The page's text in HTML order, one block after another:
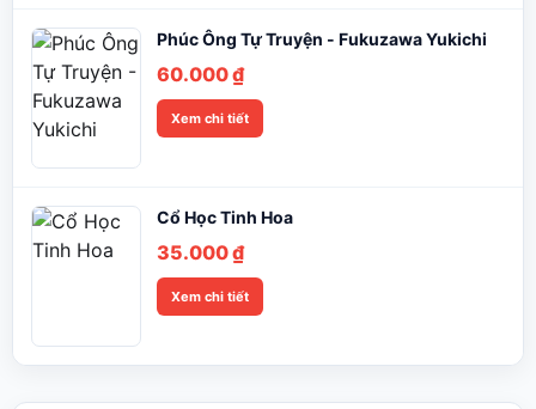
110.000 ₫.
Phúc Ông Tự Truyện - Fukuzawa Yukichi
60.000₫
Xem chi tiết
Cổ Học Tinh Hoa
35.000₫
Xem chi tiết